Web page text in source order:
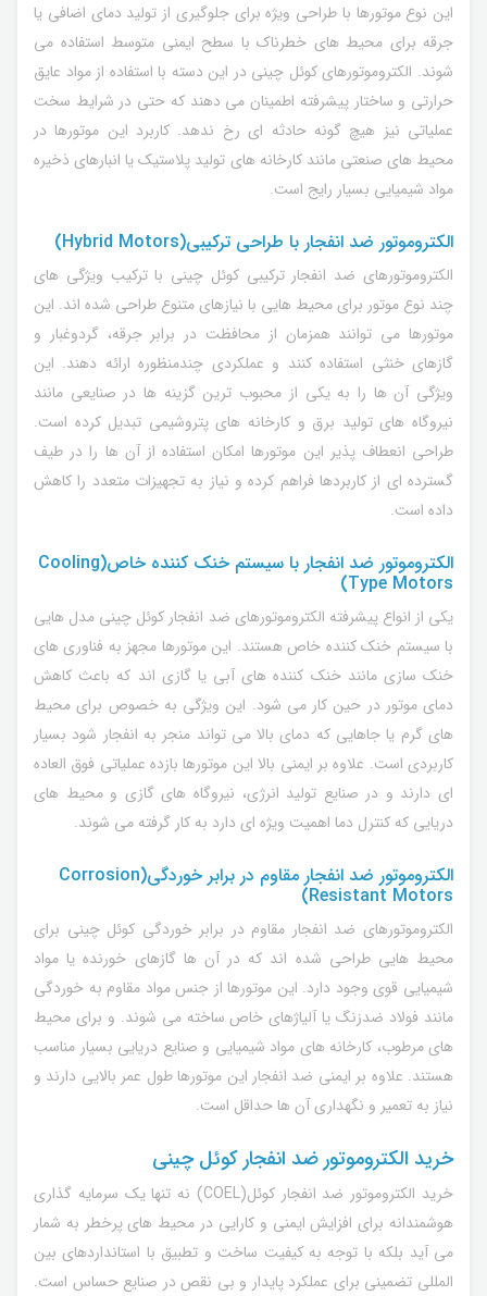
این نوع موتورها با طراحی ویژه برای جلوگیری از تولید دمای اضافی یا
جرقه برای محیط های خطرناک با سطح ایمنی متوسط استفاده می
شوند. الکتروموتورهای کوئل چینی در این دسته با استفاده از مواد عایق
حرارتی و ساختار پیشرفته اطمینان می دهند که حتی در شرایط سخت
عملیاتی نیز هیچ گونه حادثه ای رخ ندهد. کاربرد این موتورها در
محیط های صنعتی مانند کارخانه های تولید پلاستیک یا انبارهای ذخیره
مواد شیمیایی بسیار رایج است.
الکتروموتور ضد انفجار با طراحی ترکیبی(Hybrid Motors)
الکتروموتورهای ضد انفجار ترکیبی کوئل چینی با ترکیب ویژگی های
چند نوع موتور برای محیط هایی با نیازهای متنوع طراحی شده اند. این
موتورها می توانند همزمان از محافظت در برابر جرقه، گردوغبار و
گازهای خنثی استفاده کنند و عملکردی چندمنظوره ارائه دهند. این
ویژگی آن ها را به یکی از محبوب ترین گزینه ها در صنایعی مانند
نیروگاه های تولید برق و کارخانه های پتروشیمی تبدیل کرده است.
طراحی انعطاف پذیر این موتورها امکان استفاده از آن ها را در طیف
گسترده ای از کاربردها فراهم کرده و نیاز به تجهیزات متعدد را کاهش
داده است.
الکتروموتور ضد انفجار با سیستم خنک کننده خاص(Cooling
Type Motors)
یکی از انواع پیشرفته الکتروموتورهای ضد انفجار کوئل چینی مدل هایی
با سیستم خنک کننده خاص هستند. این موتورها مجهز به فناوری های
خنک سازی مانند خنک کننده های آبی یا گازی اند که باعث کاهش
دمای موتور در حین کار می شود. این ویژگی به خصوص برای محیط
های گرم یا جاهایی که دمای بالا می تواند منجر به انفجار شود بسیار
کاربردی است. علاوه بر ایمنی بالا این موتورها بازده عملیاتی فوق العاده
ای دارند و در صنایع تولید انرژی، نیروگاه های گازی و محیط های
دریایی که کنترل دما اهمیت ویژه ای دارد به کار گرفته می شوند.
الکتروموتور ضد انفجار مقاوم در برابر خوردگی(Corrosion
Resistant Motors)
الکتروموتورهای ضد انفجار مقاوم در برابر خوردگی کوئل چینی برای
محیط هایی طراحی شده اند که در آن ها گازهای خورنده یا مواد
شیمیایی قوی وجود دارد. این موتورها از جنس مواد مقاوم به خوردگی
مانند فولاد ضدزنگ یا آلیاژهای خاص ساخته می شوند. و برای محیط
های مرطوب، کارخانه های مواد شیمیایی و صنایع دریایی بسیار مناسب
هستند. علاوه بر ایمنی ضد انفجار این موتورها طول عمر بالایی دارند و
نیاز به تعمیر و نگهداری آن ها حداقل است.
خرید الکتروموتور ضد انفجار کوئل چینی
خرید الکتروموتور ضد انفجار کوئل(COEL) نه تنها یک سرمایه گذاری
هوشمندانه برای افزایش ایمنی و کارایی در محیط های پرخطر به شمار
می آید بلکه با توجه به کیفیت ساخت و تطبیق با استانداردهای بین
المللی تضمینی برای عملکرد پایدار و بی نقص در صنایع حساس است.